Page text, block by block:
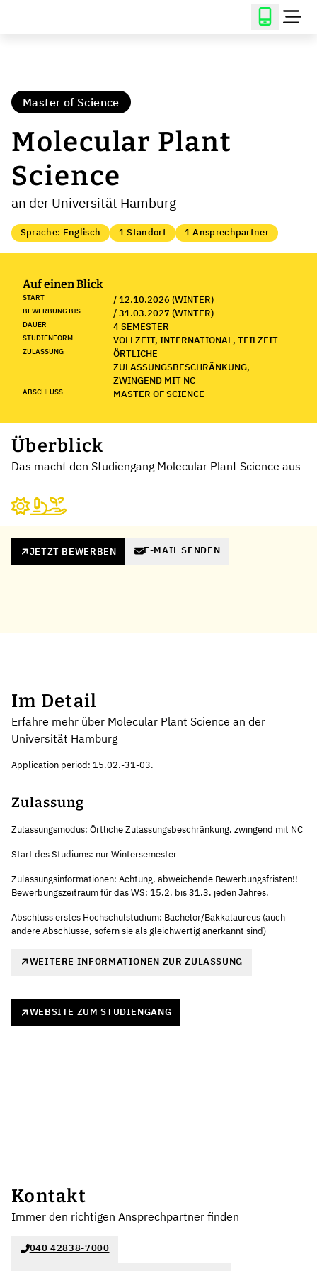
Master of Science
Molecular Plant
Science
an der Universität Hamburg
Sprache: Englisch 1 Standort 1 Ansprechpartner
Auf einen Blick
START / 12.10.2026 (WINTER)
BEWERBUNG BIS / 31.03.2027 (WINTER)
DAUER 4 SEMESTER
STUDIENFORM VOLLZEIT, INTERNATIONAL, TEILZEIT
ZULASSUNG
ÖRTLICHE
ZULASSUNGSBESCHRÄNKUNG,
ZWINGEND MIT NC
ABSCHLUSS MASTER OF SCIENCE
Überblick
Das macht den Studiengang Molecular Plant Science aus
JETZT BEWERBEN E-MAIL SENDEN
Im Detail
Erfahre mehr über Molecular Plant Science an der
Universität Hamburg
Application period: 15.02.-31-03.
Zulassung
Zulassungsmodus: Örtliche Zulassungsbeschränkung, zwingend mit NC
Start des Studiums: nur Wintersemester
Zulassungsinformationen: Achtung, abweichende Bewerbungsfristen!!
Bewerbungszeitraum für das WS: 15.2. bis 31.3. jeden Jahres.
Abschluss erstes Hochschulstudium: Bachelor/Bakkalaureus (auch
andere Abschlüsse, sofern sie als gleichwertig anerkannt sind)
WEITERE INFORMATIONEN ZUR ZULASSUNG
WEBSITE ZUM STUDIENGANG
Kontakt
Immer den richtigen Ansprechpartner finden
040 42838-7000